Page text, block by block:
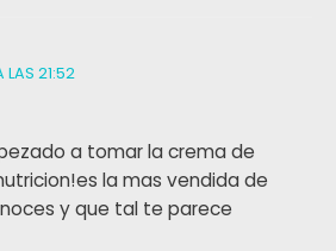
21:52
a tomar la crema de
la mas vendida de
y que tal te parece